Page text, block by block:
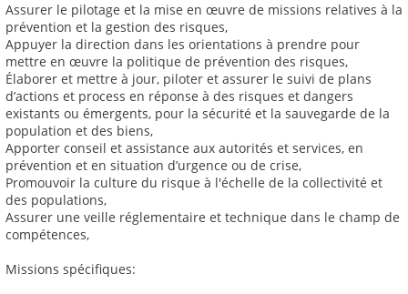
Assurer le pilotage et la mise en œuvre de missions relatives à la
prévention et la gestion des risques,
Appuyer la direction dans les orientations à prendre pour
mettre en œuvre la politique de prévention des risques,
Élaborer et mettre à jour, piloter et assurer le suivi de plans
d’actions et process en réponse à des risques et dangers
existants ou émergents, pour la sécurité et la sauvegarde de la
population et des biens,
Apporter conseil et assistance aux autorités et services, en
prévention et en situation d’urgence ou de crise,
Promouvoir la culture du risque à l'échelle de la collectivité et
des populations,
Assurer une veille réglementaire et technique dans le champ de
compétences,
Missions spécifiques: